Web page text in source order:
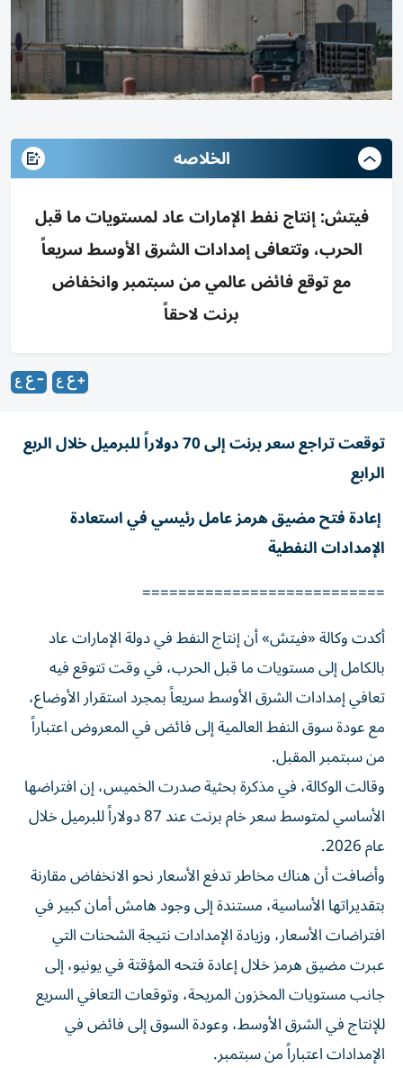
الخلاصه
فيتش: إنتاج نفط الإمارات عاد لمستويات ما قبل
الحرب، وتتعافى إمدادات الشرق الأوسط سريعاً
مع توقع فائض عالمي من سبتمبر وانخفاض
برنت لاحقاً
توقعت تراجع سعر برنت إلى 70 دولاراً للبرميل خلال الربع
الرابع
إعادة فتح مضيق هرمز عامل رئيسي في استعادة
الإمدادات النفطية
===========================
أكدت وكالة «فيتش» أن إنتاج النفط في دولة الإمارات عاد
بالكامل إلى مستويات ما قبل الحرب، في وقت تتوقع فيه
تعافي إمدادات الشرق الأوسط سريعاً بمجرد استقرار الأوضاع،
مع عودة سوق النفط العالمية إلى فائض في المعروض اعتباراً
من سبتمبر المقبل.
وقالت الوكالة، في مذكرة بحثية صدرت الخميس، إن افتراضها
الأساسي لمتوسط سعر خام برنت عند 87 دولاراً للبرميل خلال
عام 2026.
وأضافت أن هناك مخاطر تدفع الأسعار نحو الانخفاض مقارنة
بتقديراتها الأساسية، مستندة إلى وجود هامش أمان كبير في
افتراضات الأسعار، وزيادة الإمدادات نتيجة الشحنات التي
عبرت مضيق هرمز خلال إعادة فتحه المؤقتة في يونيو، إلى
جانب مستويات المخزون المريحة، وتوقعات التعافي السريع
للإنتاج في الشرق الأوسط، وعودة السوق إلى فائض في
الإمدادات اعتباراً من سبتمبر.